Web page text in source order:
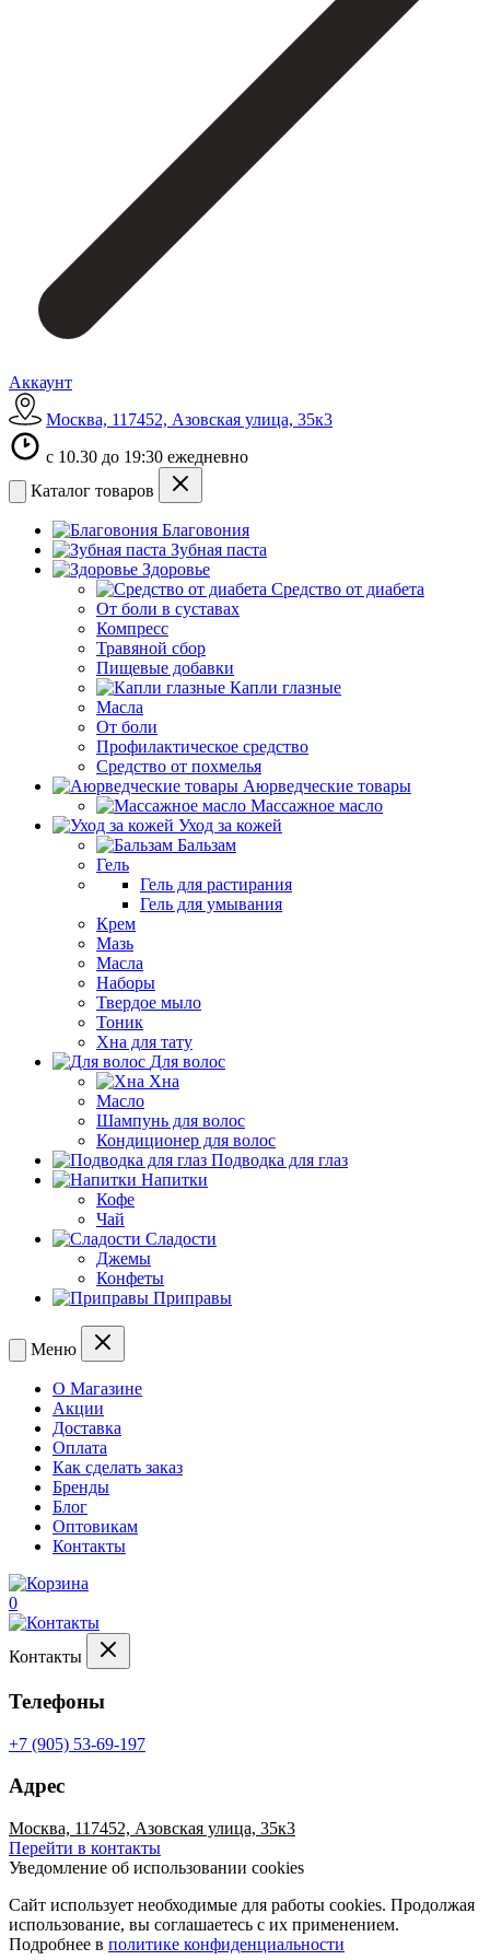
Аккаунт
Москва, 117452, Азовская улица, 35к3
с 10.30 до 19:30 ежедневно
Каталог товаров
Благовония
Зубная паста
Здоровье
Средство от диабета
От боли в суставах
Компресс
Травяной сбор
Пищевые добавки
Капли глазные
Масла
От боли
Профилактическое средство
Средство от похмелья
Аюрведческие товары
Массажное масло
Уход за кожей
Бальзам
Гель
Гель для растирания
Гель для умывания
Крем
Мазь
Масла
Наборы
Твердое мыло
Тоник
Хна для тату
Для волос
Хна
Масло
Шампунь для волос
Кондиционер для волос
Подводка для глаз
Напитки
Кофе
Чай
Сладости
Джемы
Конфеты
Приправы
Меню
О Магазине
Акции
Доставка
Оплата
Как сделать заказ
Бренды
Блог
Оптовикам
Контакты
0
Контакты
Телефоны
+7 (905) 53-69-197
Адрес
Москва, 117452, Азовская улица, 35к3
Перейти в контакты
Уведомление об использовании cookies
Сайт использует необходимые для работы cookies. Продолжая
использование, вы соглашаетесь с их применением.
Подробнее в политике конфиденциальности